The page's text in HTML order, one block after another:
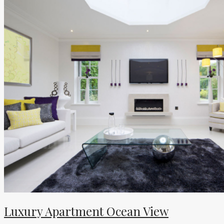
Luxury Apartment Ocean View